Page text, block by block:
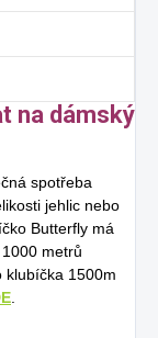
na dámský
spotřeba
jehlic nebo
Butterfly má
metrů
klubíčka 1500m
.